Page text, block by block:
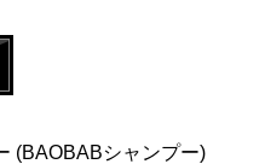
(BAOBABシャンプー)